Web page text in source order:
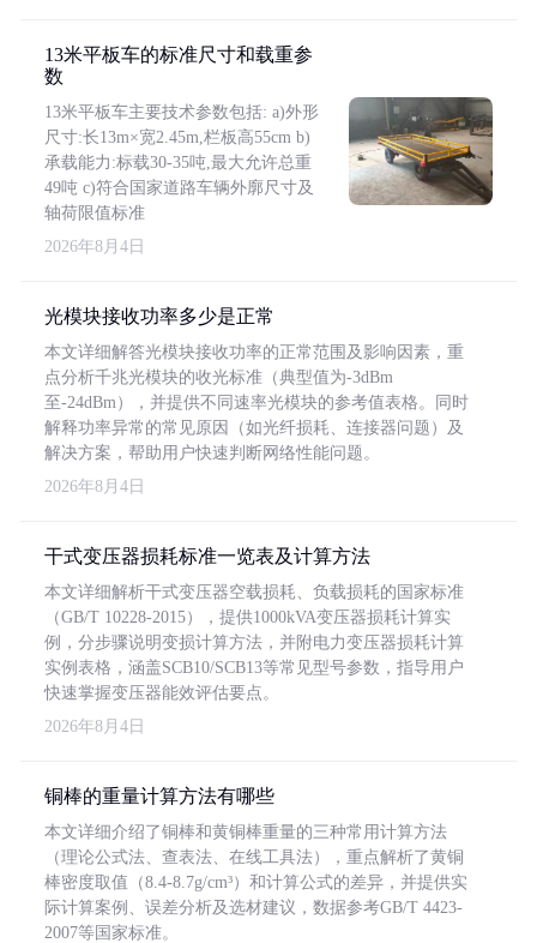
13米平板车的标准尺寸和载重参
数
13米平板车主要技术参数包括: a)外形
尺寸:长13m×宽2.45m,栏板高55cm b)
承载能力:标载30-35吨,最大允许总重
49吨 c)符合国家道路车辆外廓尺寸及
轴荷限值标准
2026年8月4日
光模块接收功率多少是正常
本文详细解答光模块接收功率的正常范围及影响因素，重
点分析千兆光模块的收光标准（典型值为-3dBm
至-24dBm），并提供不同速率光模块的参考值表格。同时
解释功率异常的常见原因（如光纤损耗、连接器问题）及
解决方案，帮助用户快速判断网络性能问题。
2026年8月4日
干式变压器损耗标准一览表及计算方法
本文详细解析干式变压器空载损耗、负载损耗的国家标准
（GB/T 10228-2015），提供1000kVA变压器损耗计算实
例，分步骤说明变损计算方法，并附电力变压器损耗计算
实例表格，涵盖SCB10/SCB13等常见型号参数，指导用户
快速掌握变压器能效评估要点。
2026年8月4日
铜棒的重量计算方法有哪些
本文详细介绍了铜棒和黄铜棒重量的三种常用计算方法
（理论公式法、查表法、在线工具法），重点解析了黄铜
棒密度取值（8.4-8.7g/cm³）和计算公式的差异，并提供实
际计算案例、误差分析及选材建议，数据参考GB/T 4423-
2007等国家标准。